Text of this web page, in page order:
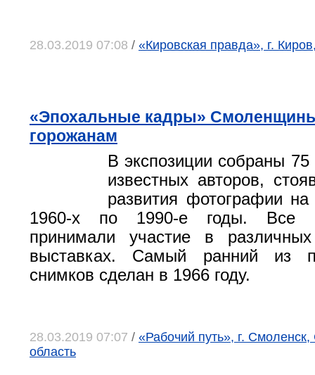
28.03.2019 07:08 / «Кировская правда», г.
«Эпохальные кадры»
горожанам
В экспозиции собраны
известных авторов,
развития фотографии
1960-х по 1990-е годы. Все
принимали участие в различных
выставках. Самый ранний из
снимков сделан в 1966 году.
28.03.2019 07:07 / «Рабочий путь», г.
область